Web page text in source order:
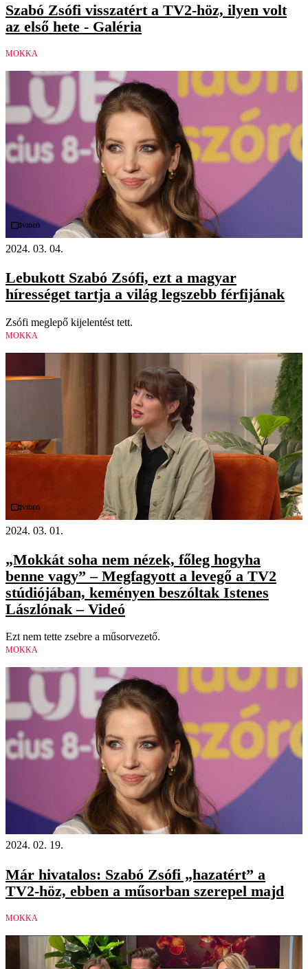
Szabó Zsófi visszatért a TV2-höz, ilyen volt
az első hete - Galéria
MOKKA
Videó
2024. 03. 04.
Lebukott Szabó Zsófi, ezt a magyar
hírességet tartja a világ legszebb férfijának
Zsófi meglepő kijelentést tett.
MOKKA
Videó
2024. 03. 01.
„Mokkát soha nem nézek, főleg hogyha
benne vagy” – Megfagyott a levegő a TV2
stúdiójában, keményen beszóltak Istenes
Lászlónak – Videó
Ezt nem tette zsebre a műsorvezető.
MOKKA
2024. 02. 19.
Már hivatalos: Szabó Zsófi „hazatért” a
TV2-höz, ebben a műsorban szerepel majd
MOKKA